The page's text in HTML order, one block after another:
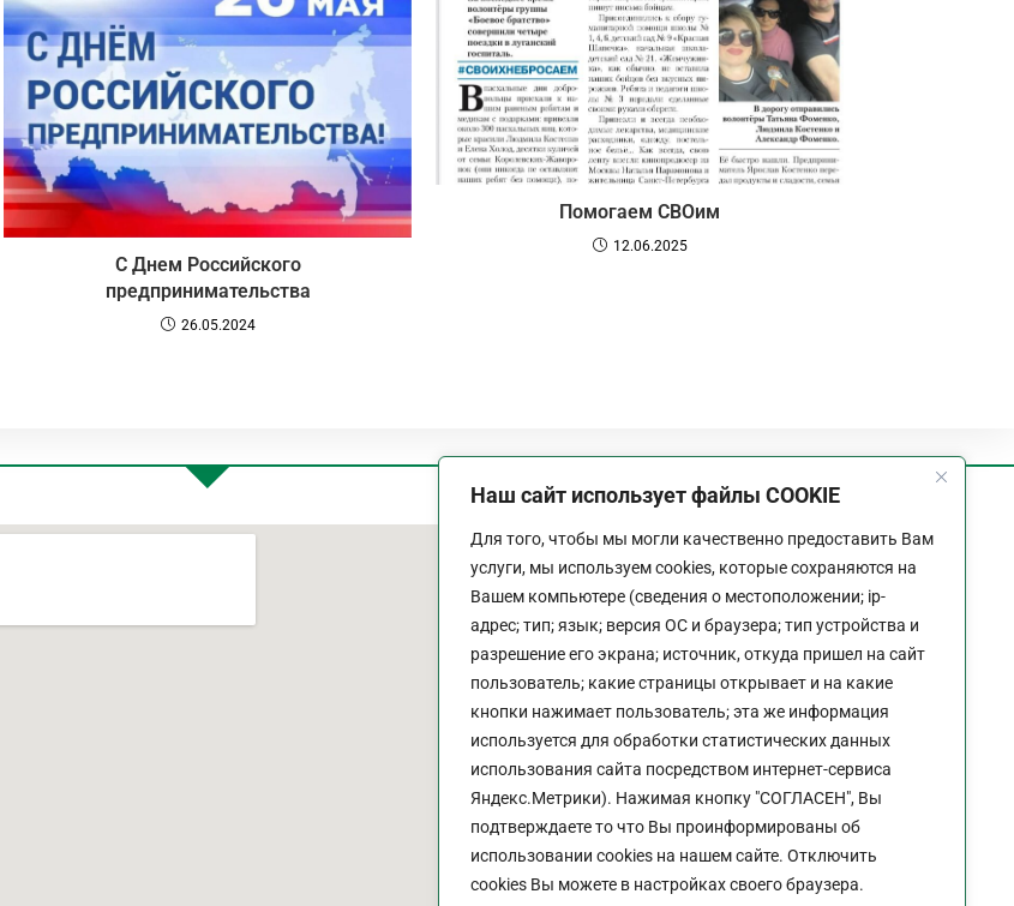
Наш сайт использует файлы COOKIE
Для того, чтобы мы могли качественно предоставить Вам
услуги, мы используем cookies, которые сохраняются на
Вашем компьютере (сведения о местоположении; ip-
адрес; тип; язык; версия ОС и браузера; тип устройства и
разрешение его экрана; источник, откуда пришел на сайт
пользователь; какие страницы открывает и на какие
кнопки нажимает пользователь; эта же информация
используется для обработки статистических данных
использования сайта посредством интернет-сервиса
Яндекс.Метрики). Нажимая кнопку "СОГЛАСЕН", Вы
подтверждаете то что Вы проинформированы об
использовании cookies на нашем сайте. Отключить
cookies Вы можете в настройках своего браузера.
С Днем Российского
предпринимательства
26.05.2024
Помогаем СВОим
12.06.2025
График работы
9:00 - 18:00
Выходной:Сб - Вс
Политика конфиденциальности сайта